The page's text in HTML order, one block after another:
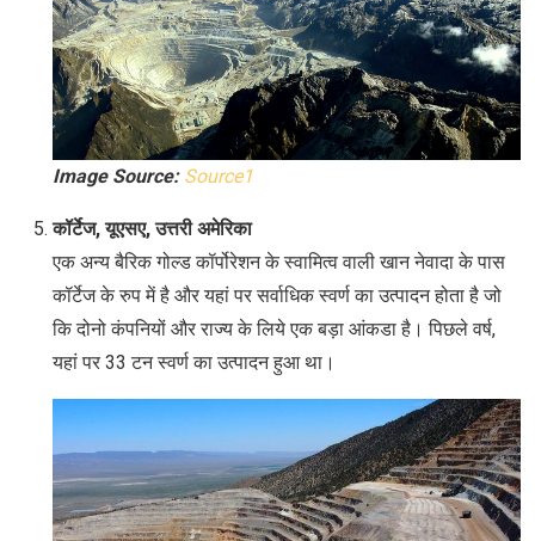
Image Source: Source1
कॉर्टेज, यूएसए, उत्तरी अमेरिका
एक अन्य बैरिक गोल्ड कॉर्पोरेशन के स्वामित्व वाली खान नेवादा के पास
कॉर्टेज के रुप में है और यहां पर सर्वाधिक स्वर्ण का उत्पादन होता है जो
कि दोनो कंपनियों और राज्य के लिये एक बड़ा आंकडा है। पिछले वर्ष,
यहां पर 33 टन स्वर्ण का उत्पादन हुआ था।